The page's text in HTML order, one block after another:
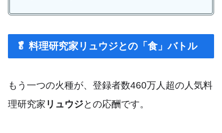
🥬 料理研究家リュウジとの「食」バトル
もう一つの火種が、登録者数460万人超の人気料
理研究家 リュウジとの応酬です。